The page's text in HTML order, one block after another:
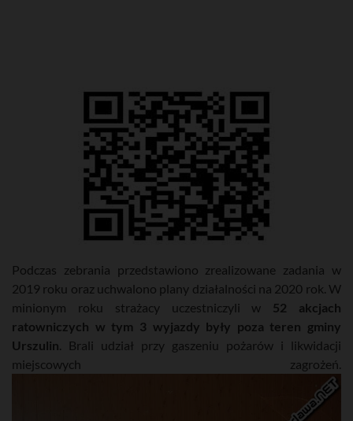
Podczas zebrania przedstawiono zrealizowane zadania w
2019 roku oraz uchwalono plany działalności na 2020 rok. W
minionym roku strażacy uczestniczyli w 52 akcjach
ratowniczych w tym 3 wyjazdy były poza teren gminy
Urszulin. Brali udział przy gaszeniu pożarów i likwidacji
miejscowych zagrożeń.